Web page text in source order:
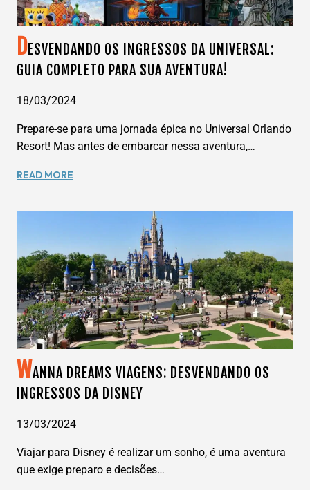
DESVENDANDO OS INGRESSOS DA UNIVERSAL:
GUIA COMPLETO PARA SUA AVENTURA!
18/03/2024
Prepare-se para uma jornada épica no Universal Orlando
Resort! Mas antes de embarcar nessa aventura,…
READ MORE
GUIA
COMPLETO
PARA
SUA
AVENTURA!
WANNA DREAMS VIAGENS: DESVENDANDO OS
INGRESSOS DA DISNEY
13/03/2024
Viajar para Disney é realizar um sonho, é uma aventura
que exige preparo e decisões…